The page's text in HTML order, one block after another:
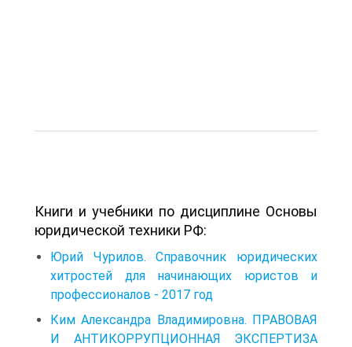
Книги и учебники по дисциплине Основы
юридической техники РФ:
Юрий Чурилов. Справочник юридических
хитростей для начинающих юристов и
профессионалов - 2017 год
Ким Александра Владимировна. ПРАВОВАЯ
И АНТИКОРРУПЦИОННАЯ ЭКСПЕРТИЗА